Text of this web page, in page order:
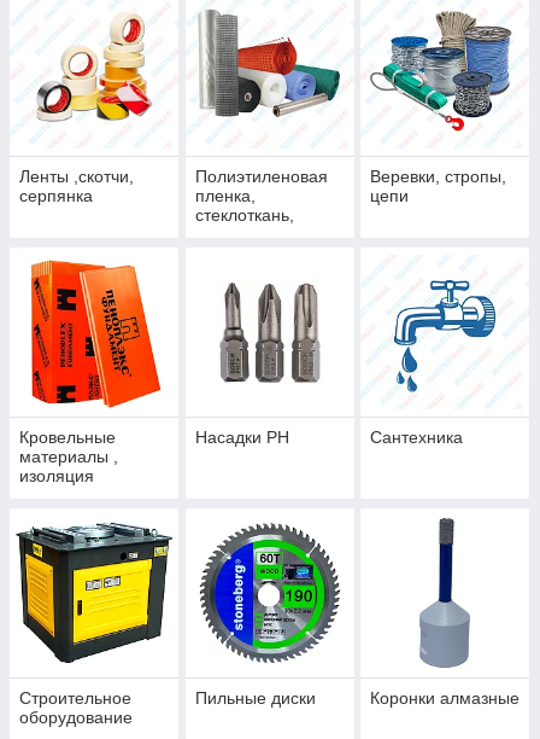
Ленты ,скотчи,
серпянка
Полиэтиленовая
пленка,
стеклоткань,
Веревки, стропы,
цепи
Кровельные
материалы ,
изоляция
Насадки PH Сантехника
Строительное
оборудование
Пильные диски Коронки алмазные